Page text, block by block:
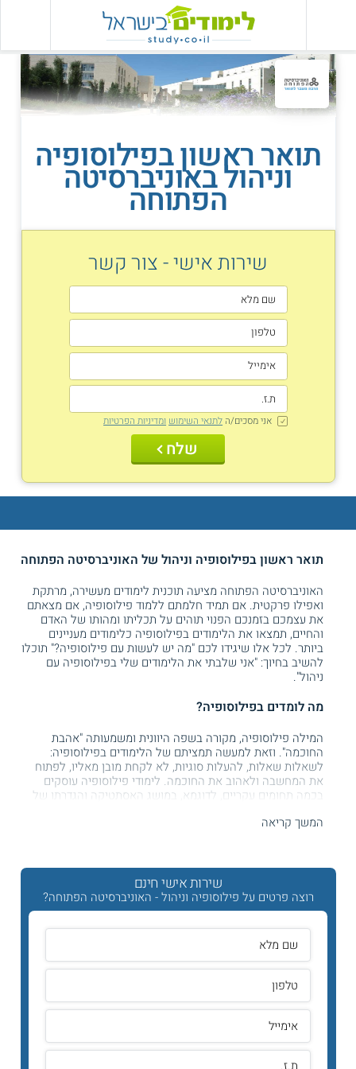
תואר ראשון בפילוסופיה
וניהול באוניברסיטה
הפתוחה
שירות אישי - צור קשר
אני מסכים/ה לתנאי השימוש ומדיניות הפרטיות
שלח
תואר ראשון בפילוסופיה וניהול של האוניברסיטה הפתוחה
האוניברסיטה הפתוחה מציעה תוכנית לימודים מעשירה, מרתקת
ואפילו פרקטית. אם תמיד חלמתם ללמוד פילוסופיה, אם מצאתם
את עצמכם בזמנכם הפנוי תוהים על תכליתו ומהותו של האדם
והחיים, תמצאו את הלימודים בפילוסופיה כלימודים מעניינים
ביותר. לכל אלו שיגידו לכם "מה יש לעשות עם פילוסופיה?" תוכלו
להשיב בחיוך: "אני שלבתי את הלימודים שלי בפילוסופיה עם
ניהול".
מה לומדים בפילוסופיה?
המילה פילוסופיה, מקורה בשפה היוונית ומשמעותה "אהבת
החוכמה". וזאת למעשה תמציתם של הלימודים בפילוסופיה:
לשאלות שאלות, להעלות סוגיות, לא לקחת מובן מאליו, לפתוח
את המחשבה ולאהוב את החוכמה. לימודי פילוסופיה עוסקים
בכמה תחומים עקריים, לדוגמא, במושג האסתטיקה והגדרתו של
לסטודנט ידע במושגי יסוד בסיסיים בפילוסופיה, תוך הענקת כלים
לקראיה והבנה של טקסטים פילוסופיים. במהלך הלימודים
הסטונדט לומר להכיר את הפילוסופים הגדולים ששינו את פני של
חקר הפילוסופיה, החל מסוקרטס ועד לפוקו.
לימודי ניהול
כאמור, סטודנטים רבים בוחרים להוסיף לתוכנית הלימודים שלהם
בפילוסופיה תחום לימודים נוסף. השילוב עם הלימודים בניהול
יאפשרו לכם להשתלב במגוון רחב של משרות ניהוליות נחשקות.
תוכנית הלימודים בניהול מעניקה לסטודנט את כל הכלים
הנדרשים על מנת להפוך למנהל מוכשר.
במהלך הלימודים נלמדות תיאוריות ומודלים שונים בתורת הניהול.
המשך קריאה
שירות אישי חינם
רוצה פרטים על פילוסופיה וניהול - האוניברסיטה הפתוחה?